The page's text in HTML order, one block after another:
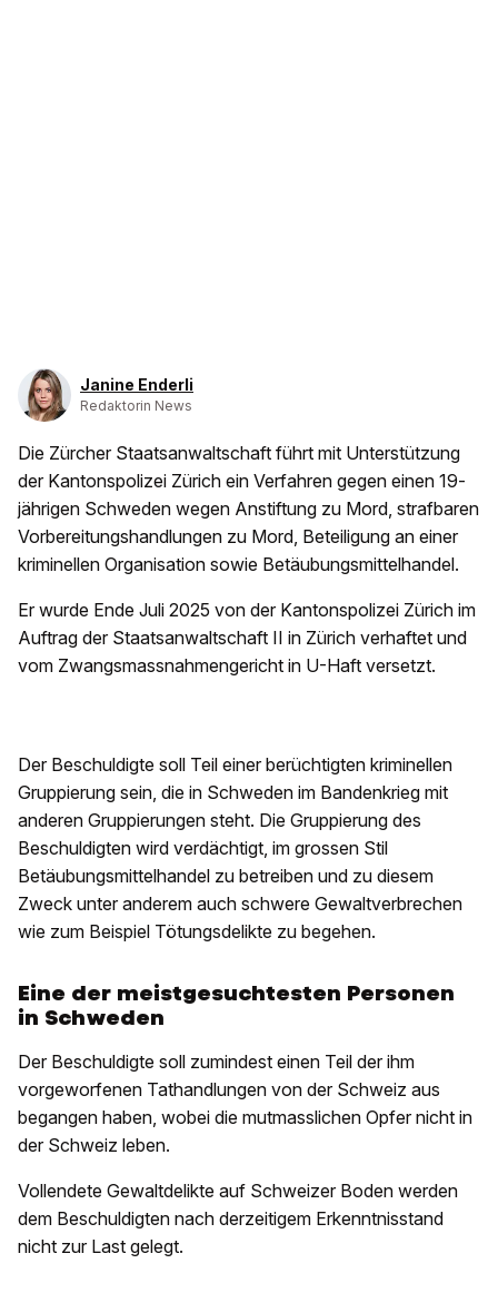
Janine Enderli
Redaktorin News
Die Zürcher Staatsanwaltschaft führt mit Unterstützung
der Kantonspolizei Zürich ein Verfahren gegen einen 19-
jährigen Schweden wegen Anstiftung zu Mord, strafbaren
Vorbereitungshandlungen zu Mord, Beteiligung an einer
kriminellen Organisation sowie Betäubungsmittelhandel.
Er wurde Ende Juli 2025 von der Kantonspolizei Zürich im
Auftrag der Staatsanwaltschaft II in Zürich verhaftet und
vom Zwangsmassnahmengericht in U-Haft versetzt.
Der Beschuldigte soll Teil einer berüchtigten kriminellen
Gruppierung sein, die in Schweden im Bandenkrieg mit
anderen Gruppierungen steht. Die Gruppierung des
Beschuldigten wird verdächtigt, im grossen Stil
Betäubungsmittelhandel zu betreiben und zu diesem
Zweck unter anderem auch schwere Gewaltverbrechen
wie zum Beispiel Tötungsdelikte zu begehen.
Eine der meistgesuchtesten Personen
in Schweden
Der Beschuldigte soll zumindest einen Teil der ihm
vorgeworfenen Tathandlungen von der Schweiz aus
begangen haben, wobei die mutmasslichen Opfer nicht in
der Schweiz leben.
Vollendete Gewaltdelikte auf Schweizer Boden werden
dem Beschuldigten nach derzeitigem Erkenntnisstand
nicht zur Last gelegt.